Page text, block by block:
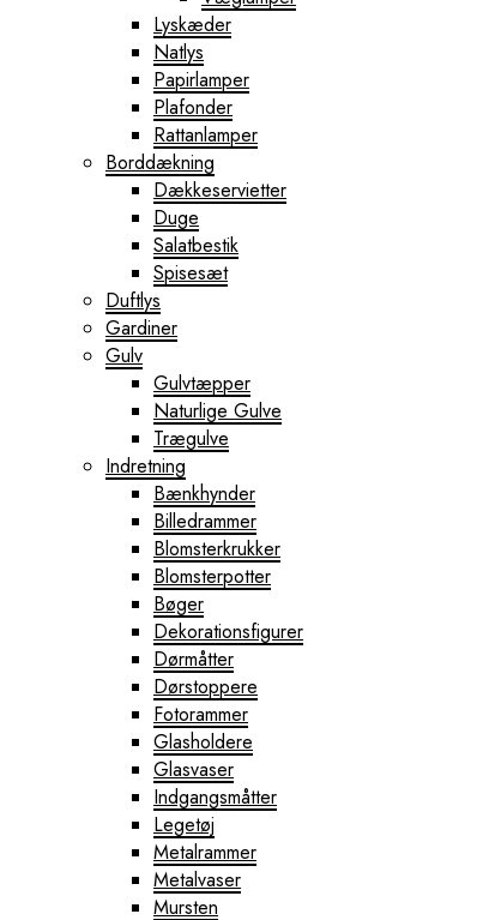
Lyskæder
Natlys
Papirlamper
Plafonder
Rattanlamper
Borddækning
Dækkeservietter
Duge
Salatbestik
Spisesæt
Duftlys
Gardiner
Gulv
Gulvtæpper
Naturlige Gulve
Trægulve
Indretning
Bænkhynder
Billedrammer
Blomsterkrukker
Blomsterpotter
Bøger
Dekorationsfigurer
Dørmåtter
Dørstoppere
Fotorammer
Glasholdere
Glasvaser
Indgangsmåtter
Legetøj
Metalrammer
Metalvaser
Mursten